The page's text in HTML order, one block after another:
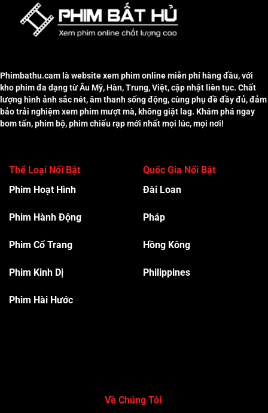
Phimbathu.cam là website xem phim online miễn phí hàng đầu, với
kho phim đa dạng từ Âu Mỹ, Hàn, Trung, Việt, cập nhật liên tục. Chất
lượng hình ảnh sắc nét, âm thanh sống động, cùng phụ đề đầy đủ, đảm
bảo trải nghiệm xem phim mượt mà, không giật lag. Khám phá ngay
bom tấn, phim bộ, phim chiếu rạp mới nhất mọi lúc, mọi nơi!
Thể Loại Nổi Bật
Phim Hoạt Hình
Phim Hành Động
Phim Cổ Trang
Phim Kinh Dị
Phim Hài Hước
Quốc Gia Nổi Bật
Đài Loan
Pháp
Hồng Kông
Philippines
Về Chúng Tôi